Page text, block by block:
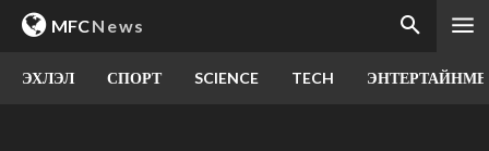
MFCNews
ЭХЛЭЛ СПОРТ SCIENCE TECH